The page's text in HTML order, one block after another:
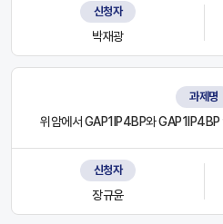
신청자
박재광
과제명
위암에서 GAP1IP4BP와 GAP1IP4BP
신청자
장규윤